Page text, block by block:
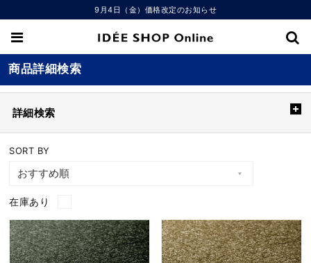
9月4日（金）価格改定のお知らせ
商品詳細検索
詳細検索
SORT BY
在庫あり